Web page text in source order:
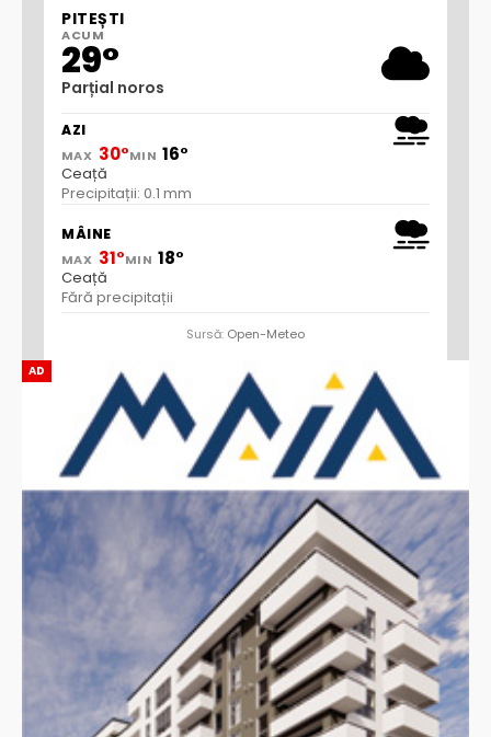
AD
PITEȘTI
ACUM
29°
Parțial noros
AZI
MAX 30°MIN 16°
Ceață
Precipitații: 0.1 mm
MÂINE
MAX 31°MIN 18°
Ceață
Fără precipitații
Sursă: Open-Meteo